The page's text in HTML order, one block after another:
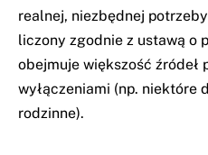
realnej, niezbędnej
liczony zgodnie z ustawą o
obejmuje większość źródeł
wyłączeniami (np. niektóre
rodzinne).